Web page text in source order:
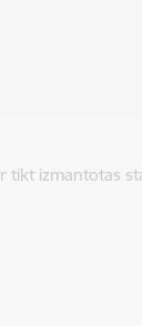
tikt izmantotas